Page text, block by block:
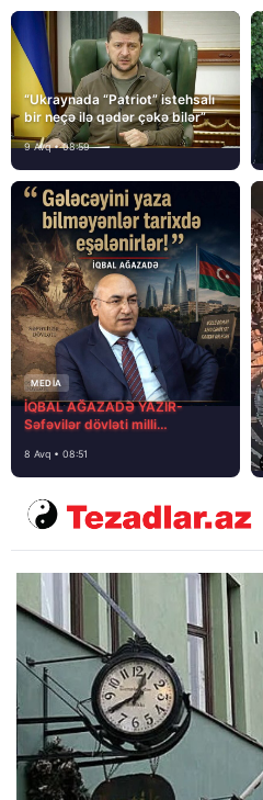
“Ukraynada “Patriot” istehsalı
bir neçə ilə qədər çəkə bilər”
9 Avq • 08:59
MEDİA
İQBAL AĞAZADƏ YAZIR-
Səfəvilər dövləti milli
8 Avq • 08:51